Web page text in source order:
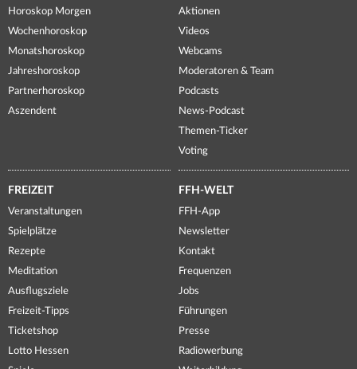
Horoskop Morgen
Wochenhoroskop
Monatshoroskop
Jahreshoroskop
Partnerhoroskop
Aszendent
Aktionen
Videos
Webcams
Moderatoren & Team
Podcasts
News-Podcast
Themen-Ticker
Voting
FREIZEIT
Veranstaltungen
Spielplätze
Rezepte
Meditation
Ausflugsziele
Freizeit-Tipps
Ticketshop
Lotto Hessen
FFH-WELT
FFH-App
Newsletter
Kontakt
Frequenzen
Jobs
Führungen
Presse
Radiowerbung